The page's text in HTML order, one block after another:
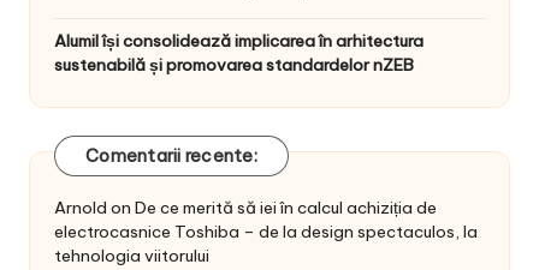
Alumil își consolidează implicarea în arhitectura
sustenabilă și promovarea standardelor nZEB
Comentarii recente:
Arnold on De ce merită să iei în calcul achiziția de
electrocasnice Toshiba – de la design spectaculos, la
tehnologia viitorului